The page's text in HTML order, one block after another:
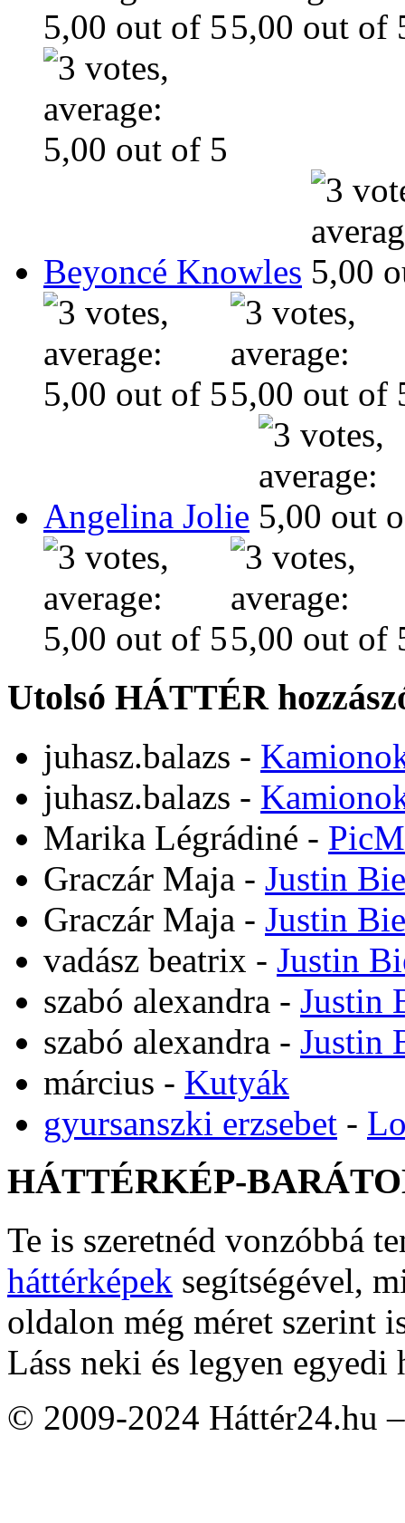
Beyoncé Knowles
Angelina Jolie
Utolsó HÁTTÉR
juhasz.balazs -
juhasz.balazs -
Marika Légrádiné -
Graczár Maja - Justin
Graczár Maja - Justin
vadász beatrix - Justin
szabó alexandra - Justin
szabó alexandra - Justin
március - Kutyák
gyursanszki erzsebet -
HÁTTÉRKÉP-
Te is szeretnéd vonzóbbá
háttérképek segítségével,
oldalon még méret szerint
Láss neki és legyen egyedi
© 2009-2024 Háttér24.hu